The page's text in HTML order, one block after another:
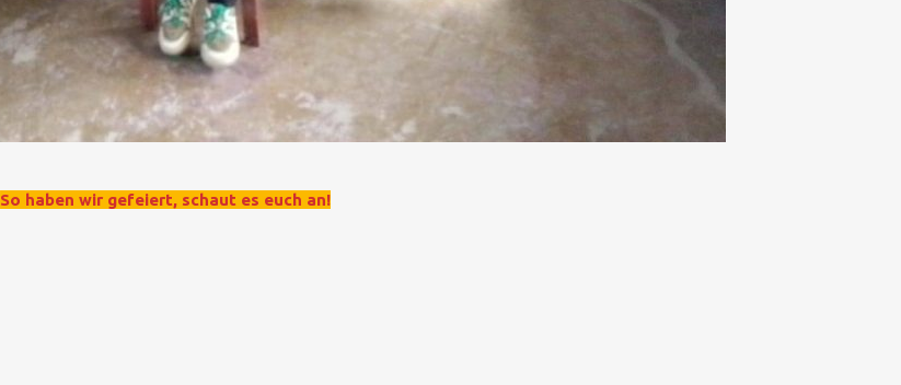
So haben wir gefeiert, schaut es euch an!